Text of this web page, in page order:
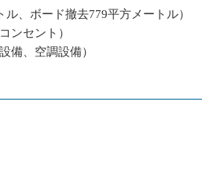
、ボード撤去779平方メートル）
ンセント）
備、空調設備）